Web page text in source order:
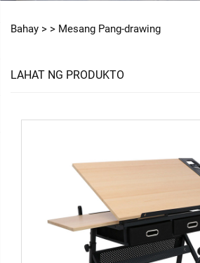
Bahay > > Mesang Pang-drawing
LAHAT NG PRODUKTO